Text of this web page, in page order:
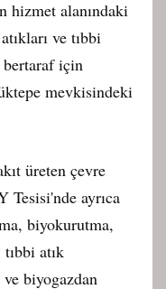
hizmet alanındaki
ve tıbbi
bertaraf için
mevkisindeki
üreten çevre
Tesisi'nde ayrıca
biyokurutma,
atık
ve biyogazdan